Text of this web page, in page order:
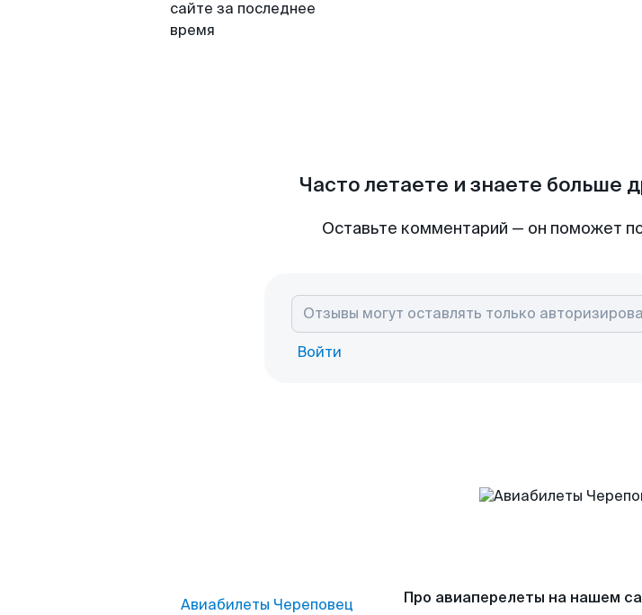
сайте за последнее
время
Часто летаете и знаете больше
Оставьте комментарий — он поможет
Войти
Авиабилеты Череповец
Про авиаперелеты на нашем